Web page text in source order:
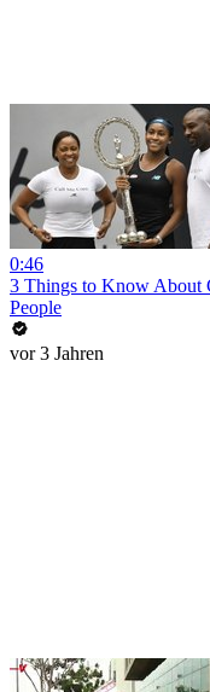
0:46
3 Things to Know About
People
vor 3 Jahren